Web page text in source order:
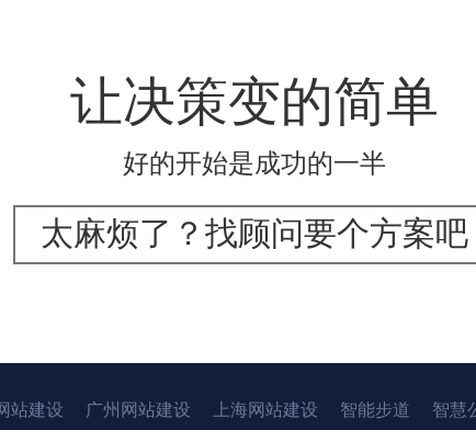
让决策变的简单
好的开始是成功的一半
太麻烦了？找顾问要个方案吧
站建设 广州网站建设 上海网站建设 智能步道 智慧